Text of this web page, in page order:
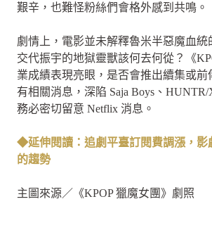
艱辛，也難怪粉絲們會格外感到共鳴。
劇情上，電影並未解釋魯米半惡魔血統
交代振宇的地獄靈獸該何去何從？《
業成績表現亮眼，是否會推出續集或前
有相關消息，深陷 Saja Boys、HUNTR/
務必密切留意 Netflix 消息。
◆延伸閱讀：追劇平臺訂閱費調漲，影
的趨勢
主圖來源／《KPOP 獵魔女團》劇照